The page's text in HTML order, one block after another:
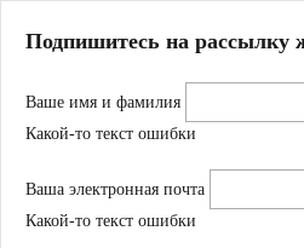
Магазин
Журнал
Школа
Устав
Подпишитесь на рассылку
Ваше имя и фамилия
Какой-то текст ошибки
Ваша электронная почта
Какой-то текст ошибки